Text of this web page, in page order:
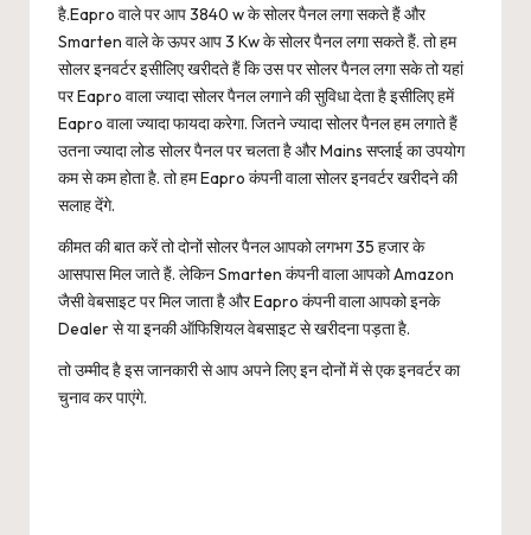
है.Eapro वाले पर आप 3840 w के सोलर पैनल लगा सकते हैं और
Smarten वाले के ऊपर आप 3 Kw के सोलर पैनल लगा सकते हैं. तो हम
सोलर इनवर्टर इसीलिए खरीदते हैं कि उस पर सोलर पैनल लगा सके तो यहां
पर Eapro वाला ज्यादा सोलर पैनल लगाने की सुविधा देता है इसीलिए हमें
Eapro वाला ज्यादा फायदा करेगा. जितने ज्यादा सोलर पैनल हम लगाते हैं
उतना ज्यादा लोड सोलर पैनल पर चलता है और Mains सप्लाई का उपयोग
कम से कम होता है. तो हम Eapro कंपनी वाला सोलर इनवर्टर खरीदने की
सलाह देंगे.
कीमत की बात करें तो दोनों सोलर पैनल आपको लगभग 35 हजार के
आसपास मिल जाते हैं. लेकिन Smarten कंपनी वाला आपको Amazon
जैसी वेबसाइट पर मिल जाता है और Eapro कंपनी वाला आपको इनके
Dealer से या इनकी ऑफिशियल वेबसाइट से खरीदना पड़ता है.
तो उम्मीद है इस जानकारी से आप अपने लिए इन दोनों में से एक इनवर्टर का
चुनाव कर पाएंगे.